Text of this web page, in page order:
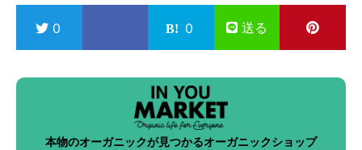
0 0 送る
本物のオーガニックが見つかるオーガニックショップ